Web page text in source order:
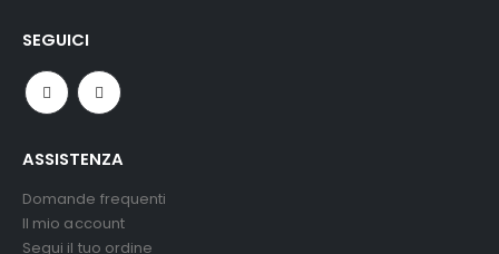
SEGUICI
ASSISTENZA
Domande frequenti
Il mio account
Segui il tuo ordine